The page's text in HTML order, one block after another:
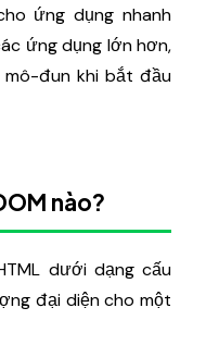
ứng dụng nhanh
ứng dụng lớn hơn,
đun khi bắt đầu
nào?
dưới dạng cấu
đại diện cho một